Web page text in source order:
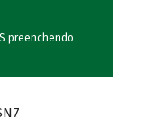
preenchendo